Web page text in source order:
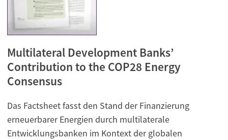
Multilateral Development Banks’
Contribution to the COP28 Energy
Consensus
Das Factsheet fasst den Stand der Finanzierung
erneuerbarer Energien durch multilaterale
Entwicklungsbanken im Kontext der globalen